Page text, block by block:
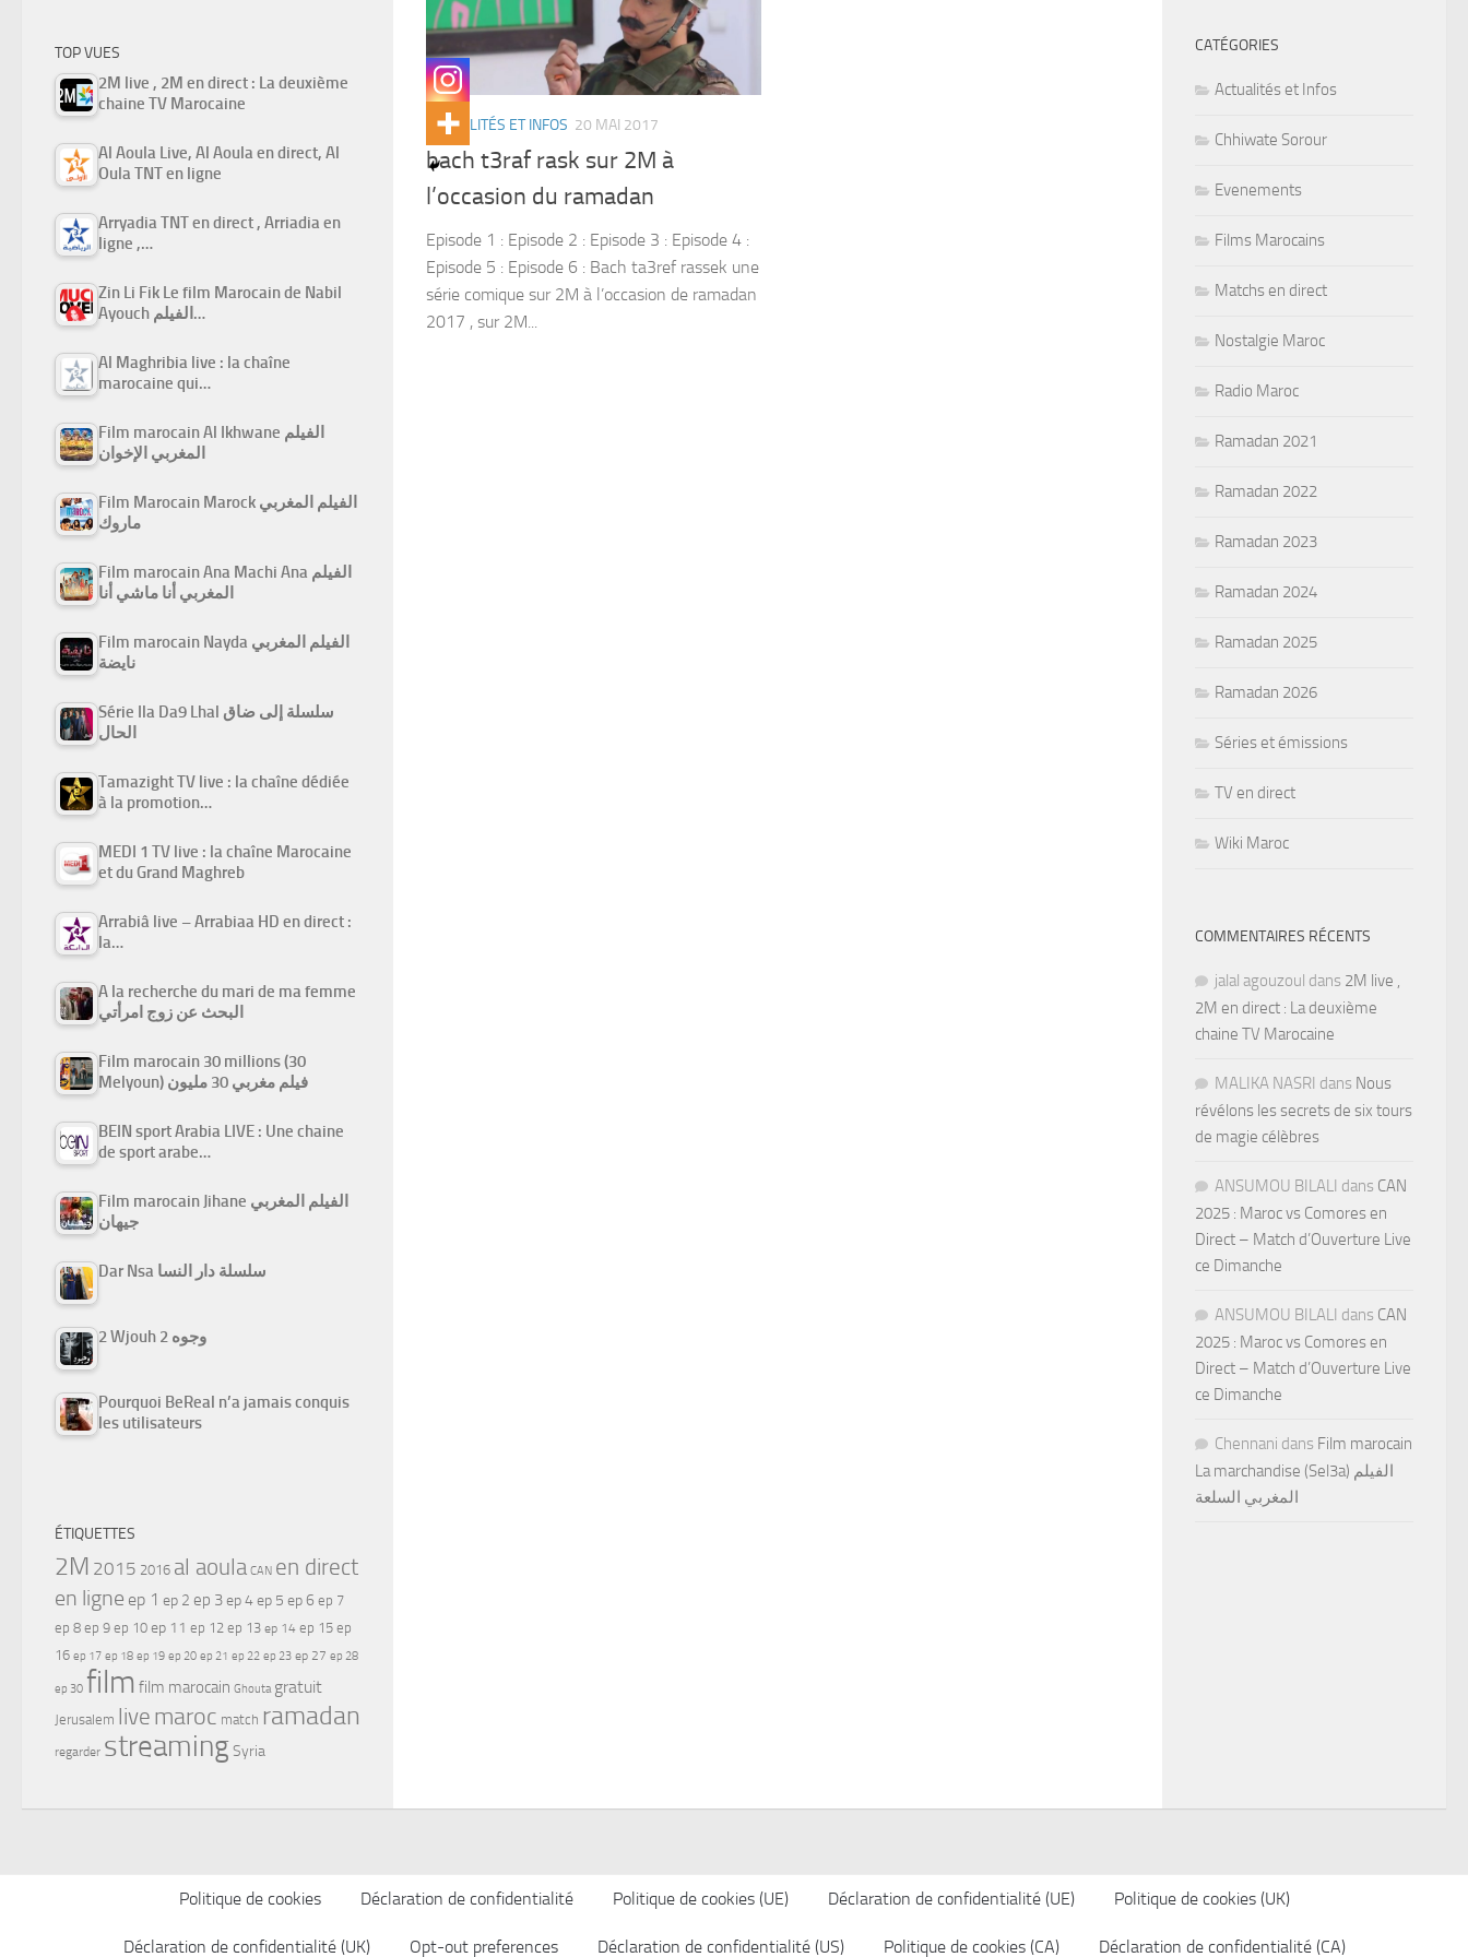
ACTUALITÉS ET INFOS 20 MAI 2017
bach t3raf rask sur 2M à
l’occasion du ramadan
Episode 1 : Episode 2 : Episode 3 : Episode 4 :
Episode 5 : Episode 6 : Bach ta3ref rassek une
série comique sur 2M à l’occasion de ramadan
2017 , sur 2M...
TOP VUES
2M live , 2M en direct : La deuxième
chaine TV Marocaine
Al Aoula Live, Al Aoula en direct, Al
Oula TNT en ligne
Arryadia TNT en direct , Arriadia en
ligne ,…
Zin Li Fik Le film Marocain de Nabil
Ayouch الفيلم…
Al Maghribia live : la chaîne
marocaine qui…
Film marocain Al Ikhwane الفيلم
المغربي الإخوان
Film Marocain Marock الفيلم المغربي
ماروك
Film marocain Ana Machi Ana الفيلم
المغربي أنا ماشي أنا
Film marocain Nayda الفيلم المغربي
نايضة
Série Ila Da9 Lhal سلسلة إلى ضاق
الحال
Tamazight TV live : la chaîne dédiée
à la promotion…
MEDI 1 TV live : la chaîne Marocaine
et du Grand Maghreb
Arrabiâ live – Arrabiaa HD en direct :
la…
A la recherche du mari de ma femme
البحث عن زوج امرأتي
Film marocain 30 millions (30
Melyoun) فيلم مغربي 30 مليون
BEIN sport Arabia LIVE : Une chaine
de sport arabe…
Film marocain Jihane الفيلم المغربي
جيهان
Dar Nsa سلسلة دار النسا
2 Wjouh 2 وجوه
Pourquoi BeReal n’a jamais conquis
les utilisateurs
ÉTIQUETTES
2M 2015 2016 al aoula CAN en direct
en ligne ep 1 ep 2 ep 3ep 4ep 5 ep 6 ep 7
ep 8 ep 9 ep 10 ep 11 ep 12 ep 13 ep 14 ep 15 ep
16 ep 17 ep 18 ep 19 ep 20 ep 21 ep 22 ep 23 ep 27 ep 28
ep 30 film film marocain Ghouta gratuit
Jerusalem live maroc match ramadan
regarder streamingSyria
CATÉGORIES
Actualités et Infos
Chhiwate Sorour
Evenements
Films Marocains
Matchs en direct
Nostalgie Maroc
Radio Maroc
Ramadan 2021
Ramadan 2022
Ramadan 2023
Ramadan 2024
Ramadan 2025
Ramadan 2026
Séries et émissions
TV en direct
Wiki Maroc
COMMENTAIRES RÉCENTS
jalal agouzoul dans 2M live ,
2M en direct : La deuxième
chaine TV Marocaine
MALIKA NASRI dans Nous
révélons les secrets de six tours
de magie célèbres
ANSUMOU BILALI dans CAN
2025 : Maroc vs Comores en
Direct – Match d’Ouverture Live
ce Dimanche
ANSUMOU BILALI dans CAN
2025 : Maroc vs Comores en
Direct – Match d’Ouverture Live
ce Dimanche
Chennani dans Film marocain
La marchandise (Sel3a) الفيلم
المغربي السلعة
Politique de cookies Déclaration de confidentialité Politique de cookies (UE) Déclaration de confidentialité (UE) Politique de cookies (UK)
Déclaration de confidentialité (UK) Opt-out preferences Déclaration de confidentialité (US) Politique de cookies (CA) Déclaration de confidentialité (CA)